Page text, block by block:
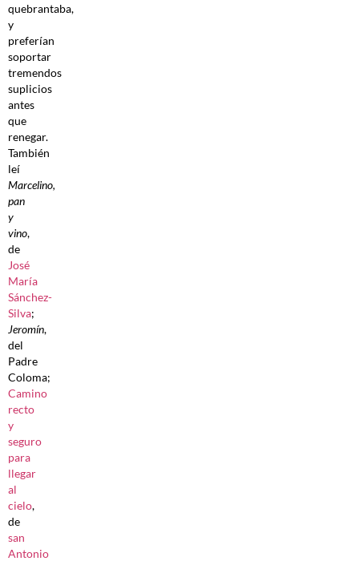
quebrantaba,
y
preferían
soportar
tremendos
suplicios
antes
que
renegar.
También
leí
Marcelino,
pan
y
vino,
de
José
María
Sánchez-
Silva;
Jeromín,
del
Padre
Coloma;
Camino
recto
y
seguro
para
llegar
al
cielo,
de
san
Antonio